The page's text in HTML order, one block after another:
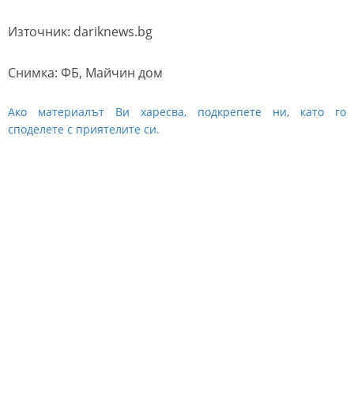
Източник: dariknews.bg
Снимка: ФБ, Майчин дом
Ако материалът Ви харесва, подкрепете ни, като го
споделете с приятелите си.